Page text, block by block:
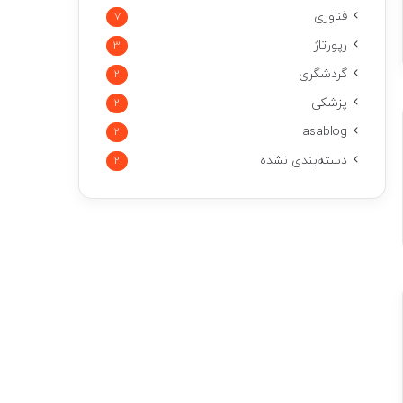
فناوری 7
رپورتاژ 3
گردشگری 2
پزشکی 2
asablog
2
دسته‌بندی نشده 2